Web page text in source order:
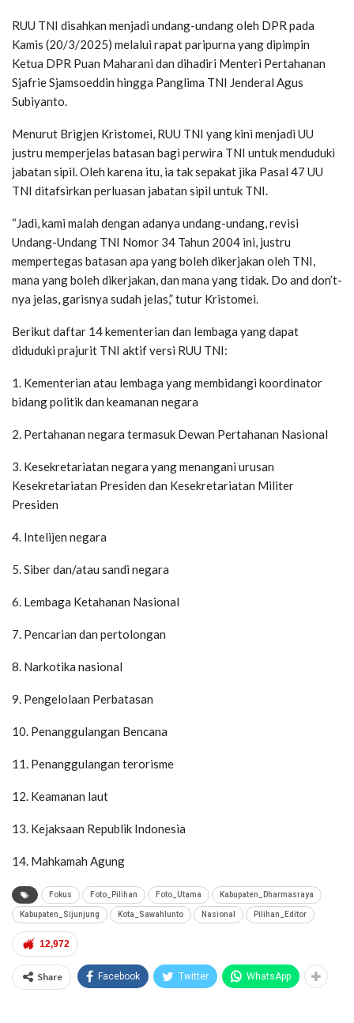
RUU TNI disahkan menjadi undang-undang oleh DPR pada
Kamis (20/3/2025) melalui rapat paripurna yang dipimpin
Ketua DPR Puan Maharani dan dihadiri Menteri Pertahanan
Sjafrie Sjamsoeddin hingga Panglima TNI Jenderal Agus
Subiyanto.
Menurut Brigjen Kristomei, RUU TNI yang kini menjadi UU
justru memperjelas batasan bagi perwira TNI untuk menduduki
jabatan sipil. Oleh karena itu, ia tak sepakat jika Pasal 47 UU
TNI ditafsirkan perluasan jabatan sipil untuk TNI.
“Jadi, kami malah dengan adanya undang-undang, revisi
Undang-Undang TNI Nomor 34 Tahun 2004 ini, justru
mempertegas batasan apa yang boleh dikerjakan oleh TNI,
mana yang boleh dikerjakan, dan mana yang tidak. Do and don’t-
nya jelas, garisnya sudah jelas,” tutur Kristomei.
Berikut daftar 14 kementerian dan lembaga yang dapat
diduduki prajurit TNI aktif versi RUU TNI:
1. Kementerian atau lembaga yang membidangi koordinator
bidang politik dan keamanan negara
2. Pertahanan negara termasuk Dewan Pertahanan Nasional
3. Kesekretariatan negara yang menangani urusan
Kesekretariatan Presiden dan Kesekretariatan Militer
Presiden
4. Intelijen negara
5. Siber dan/atau sandi negara
6. Lembaga Ketahanan Nasional
7. Pencarian dan pertolongan
8. Narkotika nasional
9. Pengelolaan Perbatasan
10. Penanggulangan Bencana
11. Penanggulangan terorisme
12. Keamanan laut
13. Kejaksaan Republik Indonesia
14. Mahkamah Agung
Fokus Foto_Pilihan Foto_Utama Kabupaten_Dharmasraya
Kabupaten_Sijunjung Kota_Sawahlunto Nasional Pilihan_Editor
12,972
Share Facebook Twitter WhatsApp